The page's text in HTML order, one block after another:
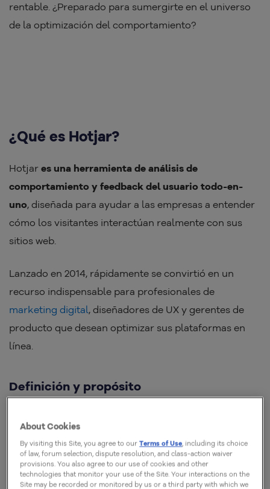
rentable. ¿Preparado para sumergirte en el universo
de la optimización del comportamiento?
¿Qué es Hotjar?
Hotjar es una herramienta de análisis de
comportamiento y feedback del usuario todo-en-
uno, diseñada para ayudar a las empresas a entender
cómo los visitantes interactúan realmente con sus
sitios web.
Lanzado en 2014, rápidamente se convirtió en un
recurso indispensable para profesionales de
marketing digital, diseñadores de UX y gerentes de
producto que desean optimizar sus plataformas en
línea.
Definición y propósito
necesidad de múltiples herramientas y simplificando
el proceso de recopilación de datos. Su principal
About Cookies
By visiting this Site, you agree to ourTerms of Use, including its choice
of law, forum selection, dispute resolution, and class-action waiver
provisions. You also agree to our use of cookies and other
technologies that monitor your use of the Site. Your interactions on the
Site may be recorded or monitored by us or a third party with which we